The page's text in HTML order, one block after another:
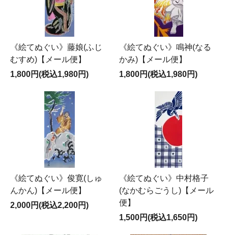
《絵てぬぐい》藤娘(ふじ
むすめ)【メール便】
1,800円(税込1,980円)
《絵てぬぐい》鳴神(なる
かみ)【メール便】
1,800円(税込1,980円)
《絵てぬぐい》俊寛(しゅ
んかん)【メール便】
2,000円(税込2,200円)
《絵てぬぐい》中村格子
(なかむらごうし)【メール
便】
1,500円(税込1,650円)